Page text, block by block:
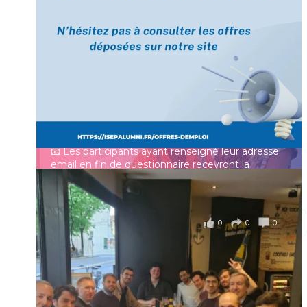
[Enquête IESF 2026] Top départ 🚀
👩‍🎓 Ingénieurs diplômés, vous avez jusqu’au 31
mai pour participer et faire entendre votre voix !
Depuis plus de 60 ans, cette enquête vise à établir
un panorama complet de la situation socio-
professionnelle des ingénieurs et scientifiques
français.
📧 Les participants ayant renseigné leur adresse
email en fin de questionnaire recevront la
synthèse des résultats...Voir plus
il y a 4 mois
0 0 0
Voir sur Facebook
Prénom
Mot de passe
Se souvenir de moi
Connexion